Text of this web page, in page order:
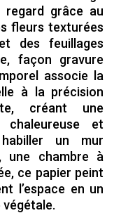
grâce au
fleurs texturées
des feuillages
façon gravure
associe la
à la précision
créant une
et
un mur
une chambre à
ce papier peint
l’espace en un